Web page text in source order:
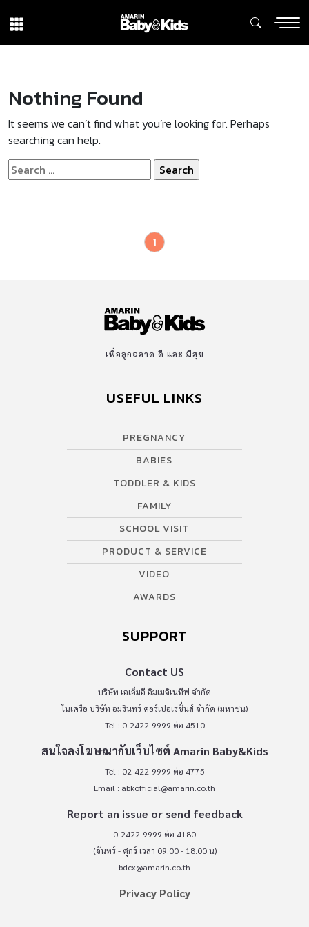
Nothing Found
It seems we can’t find what you’re looking for. Perhaps
searching can help.
Search
for:
1
เพื่อลูกฉลาด ดี และ มีสุข
USEFUL LINKS
PREGNANCY
BABIES
TODDLER & KIDS
FAMILY
SCHOOL VISIT
PRODUCT & SERVICE
VIDEO
AWARDS
SUPPORT
Contact US
บริษัท เอเอ็มอี อิมเมจิเนทีฟ จำกัด
ในเครือ บริษัท อมรินทร์ คอร์เปอเรชั่นส์ จำกัด (มหาชน)
Tel : 0-2422-9999 ต่อ 4510
สนใจลงโฆษณากับเว็บไซต์ Amarin Baby&Kids
Tel : 02-422-9999 ต่อ 4775
Email : abkofficial@amarin.co.th
Report an issue or send feedback
0-2422-9999 ต่อ 4180
(จันทร์ - ศุกร์ เวลา 09.00 - 18.00 น)
bdcx@amarin.co.th
Privacy Policy